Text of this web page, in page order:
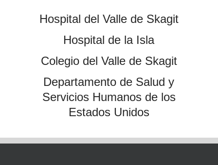
Hospital del Valle de Skagit
Hospital de la Isla
Colegio del Valle de Skagit
Departamento de Salud y
Servicios Humanos de los
Estados Unidos